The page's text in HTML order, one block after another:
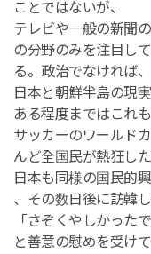
ことではないが、
テレビや一般の新聞
の分野のみを注目し
る。政治でなければ
日本と朝鮮半島の現実
ある程度まではこれ
サッカーのワールド
んど全国民が熱狂した
日本も同様の国民的
、その数日後に訪韓し
「さぞくやしかった
と善意の慰めを受け